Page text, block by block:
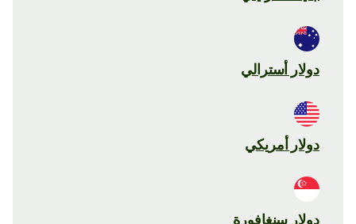
دولار أسترالي
دولار أمريكي
دولار سنغافورة